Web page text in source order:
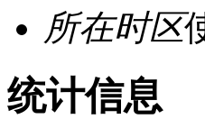
所在时区
统计信息